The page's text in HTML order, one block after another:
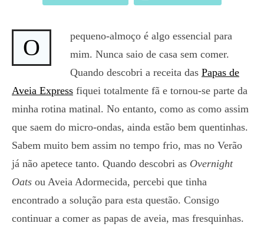
O
pequeno-almoço é algo essencial para
mim. Nunca saio de casa sem comer.
Quando descobri a receita das Papas de
Aveia Express fiquei totalmente fã e tornou-se parte da
minha rotina matinal. No entanto, como as como assim
que saem do micro-ondas, ainda estão bem quentinhas.
Sabem muito bem assim no tempo frio, mas no Verão
já não apetece tanto. Quando descobri as Overnight
Oats ou Aveia Adormecida, percebi que tinha
encontrado a solução para esta questão. Consigo
continuar a comer as papas de aveia, mas fresquinhas.